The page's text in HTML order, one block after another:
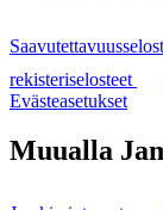
rekisteriselosteet
Evästeasetukset
Muualla